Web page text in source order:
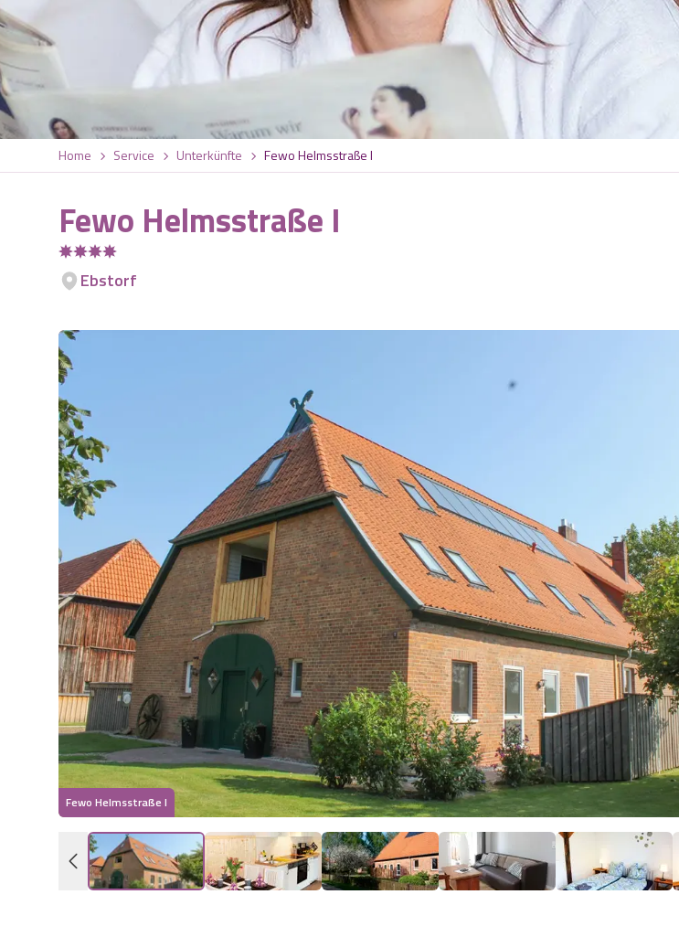
Home Service Unterkünfte Fewo Helmsstraße I
Fewo Helmsstraße I
Ebstorf
Fewo Helmsstraße I